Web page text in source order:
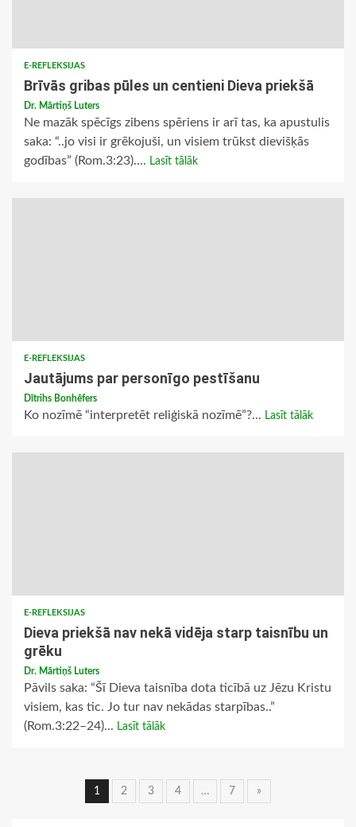
E-REFLEKSIJAS
Brīvās gribas pūles un centieni Dieva priekšā
Dr. Mārtiņš Luters
Ne mazāk spēcīgs zibens spēriens ir arī tas, ka apustulis
saka: “..jo visi ir grēkojuši, un visiem trūkst dievišķās
godības” (Rom.3:23).... Lasīt tālāk
E-REFLEKSIJAS
Jautājums par personīgo pestīšanu
Dītrihs Bonhēfers
Ko nozīmē “interpretēt reliģiskā nozīmē”?... Lasīt tālāk
E-REFLEKSIJAS
Dieva priekšā nav nekā vidēja starp taisnību un
grēku
Dr. Mārtiņš Luters
Pāvils saka: “Šī Dieva taisnība dota ticībā uz Jēzu Kristu
visiem, kas tic. Jo tur nav nekādas starpības..”
(Rom.3:22–24)... Lasīt tālāk
Ziņu
1 2 3 4 … 7 »